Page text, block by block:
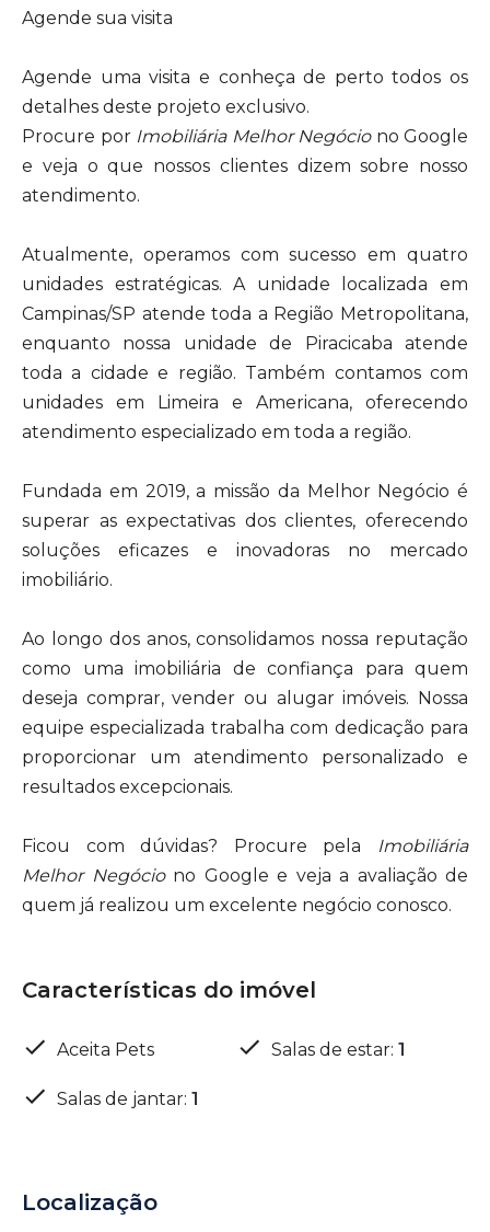
Agende sua visita
Agende uma visita e conheça de perto todos os
detalhes deste projeto exclusivo.
Procure por Imobiliária Melhor Negóciono Google
e veja o que nossos clientes dizem sobre nosso
atendimento.
Atualmente, operamos com sucesso em quatro
unidades estratégicas. A unidade localizada em
Campinas/SP atende toda a Região Metropolitana,
enquanto nossa unidade de Piracicaba atende
toda a cidade e região. Também contamos com
unidades em Limeira e Americana, oferecendo
atendimento especializado em toda a região.
Fundada em 2019, a missão da Melhor Negócio é
superar as expectativas dos clientes, oferecendo
soluções eficazes e inovadoras no mercado
imobiliário.
Ao longo dos anos, consolidamos nossa reputação
como uma imobiliária de confiança para quem
deseja comprar, vender ou alugar imóveis. Nossa
equipe especializada trabalha com dedicação para
proporcionar um atendimento personalizado e
resultados excepcionais.
Ficou com dúvidas? Procure pela
Imobiliária
Melhor Negóciono Google e veja a avaliação de
quem já realizou um excelente negócio conosco.
Características do imóvel
Aceita Pets Salas de estar: 1
Salas de jantar: 1
Localização